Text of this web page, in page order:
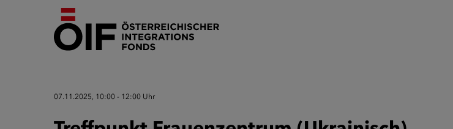
07.11.2025, 10:00 - 12:00 Uhr